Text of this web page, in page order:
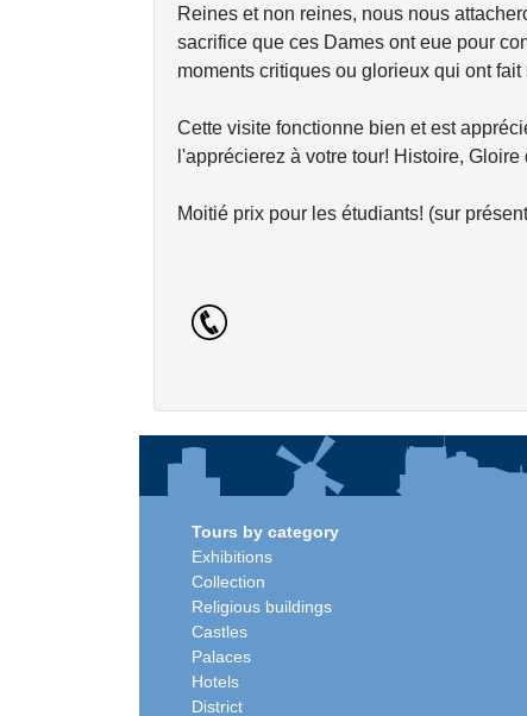
Reines et non reines, nous nous
sacrifice que ces Dames ont eue pour
moments critiques ou glorieux qui ont fait
Cette visite fonctionne bien et est
l'apprécierez à votre tour! Histoire,
Moitié prix pour les étudiants! (sur
Tours by category
Exhibitions
Collection
Religious buildings
Castles
Palaces
Hotels
District